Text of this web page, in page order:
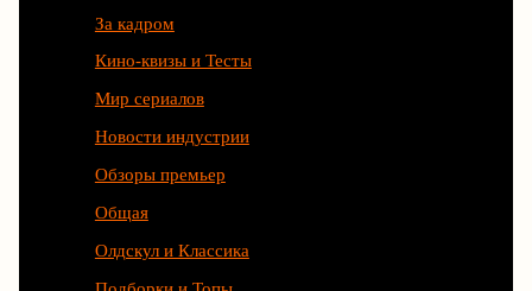
За кадром
Кино-квизы и Тесты
Мир сериалов
Новости индустрии
Обзоры премьер
Общая
Олдскул и Классика